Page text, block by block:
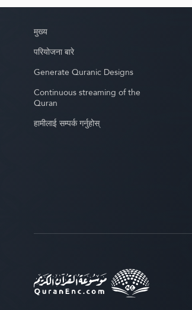
मुख्य
परियोजना बारे
Generate Quranic Designs
Continuous streaming of the
Quran
हामीलाई सम्पर्क गर्नुहोस्